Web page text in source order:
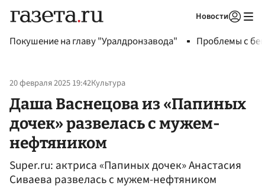
Новости
Покушение на главу "Уралдронзавода" Проблемы с
20 февраля 2025 19:42Культура
Даша Васнецова из «Папиных
дочек» развелась с мужем-
нефтяником
Super.ru: актриса «Папиных дочек» Анастасия
Сиваева развелась с мужем-нефтяником